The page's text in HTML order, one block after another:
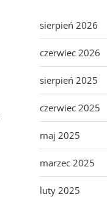
sierpień 2026
czerwiec 2026
sierpień 2025
czerwiec 2025
maj 2025
marzec 2025
luty 2025